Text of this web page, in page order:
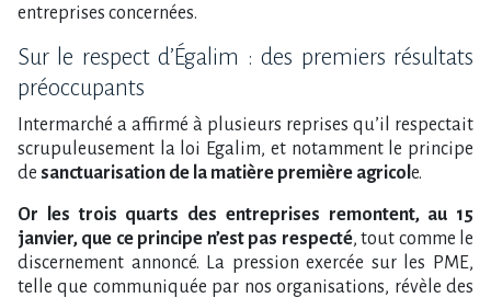
entreprises concernées.
Sur le respect d’Égalim : des premiers résultats
préoccupants
Intermarché a affirmé à plusieurs reprises qu’il respectait
scrupuleusement la loi Egalim, et notamment le principe
de sanctuarisation de la matière première agricol e.
Or les trois quarts des entreprises remontent, au 15
janvier, que ce principe n’est pas respecté, tout comme le
discernement annoncé. La pression exercée sur les PME,
telle que communiquée par nos organisations, révèle des